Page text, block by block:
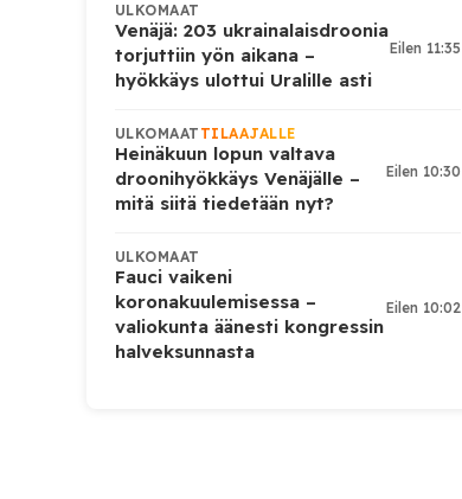
ULKOMAAT
Venäjä: 203 ukrainalaisdroonia
torjuttiin yön aikana –
hyökkäys ulottui Uralille asti
Eilen 11:35
ULKOMAAT TILAAJALLE
Heinäkuun lopun valtava
droonihyökkäys Venäjälle –
mitä siitä tiedetään nyt?
Eilen 10:30
ULKOMAAT
Fauci vaikeni
koronakuulemisessa –
valiokunta äänesti kongressin
halveksunnasta
Eilen 10:02